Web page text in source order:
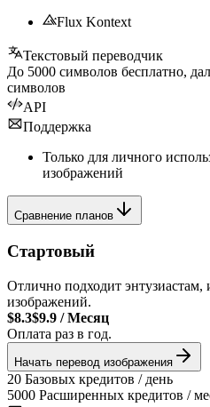
Flux Kontext
Текстовый переводчик
До 5000 символов бесплатно,
символов
API
Поддержка
Только для личного
изображений
Сравнение планов
Стартовый
Отлично подходит
изображений.
$8.3$9.9 /Месяц
Оплата раз в год.
Начать перевод изображения
20 Базовых кредитов / день
5000 Расширенных кредитов /